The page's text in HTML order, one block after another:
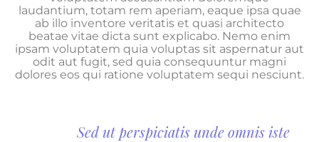
laudantium, totam rem aperiam, eaque ipsa quae
ab illo inventore veritatis et quasi architecto
beatae vitae dicta sunt explicabo. Nemo enim
ipsam voluptatem quia voluptas sit aspernatur aut
odit aut fugit, sed quia consequuntur magni
dolores eos qui ratione voluptatem sequi nesciunt.
Sed ut perspiciatis unde omnis iste